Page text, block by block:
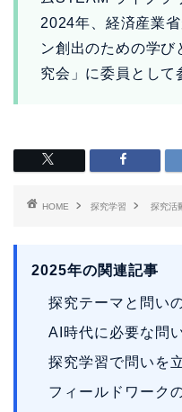
2024年、経済産業
ン創出のための学
究会」に委員として
HOME 探究学習 探究活
2025年の関連記事
探究テーマと問い
AI時代に必要な問
探究学習で問いを
フィールドワーク